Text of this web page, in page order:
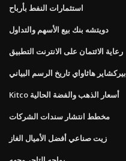
استثمارات النفط بأرباح
دويتشه بنك بيع الأسهم والتداول
رعاية الائتمان على الانترنت التطبيق
بيركشاير هاثاواي تاريخ الرسم البياني
Kitco أسعار الذهب والفضة الحالية
مخطط انتشار سندات الشركات
زيت صناعي أفضل الأميال الغاز